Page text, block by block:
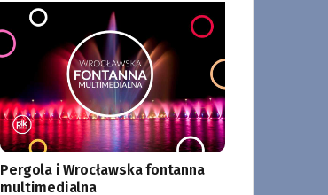
Pergola i Wrocławska fontanna
multimedialna